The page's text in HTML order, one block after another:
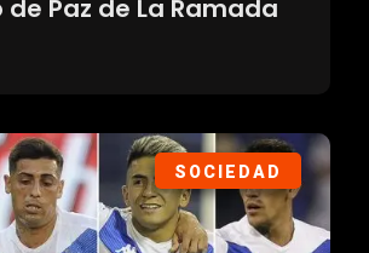
Paz de La Ramada
SOCIEDAD